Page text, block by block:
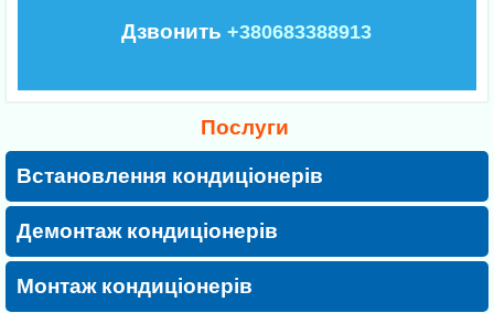
Дзвонить+380683388913
Послуги
Встановлення кондиціонерів
Демонтаж кондиціонерів
Монтаж кондиціонерів